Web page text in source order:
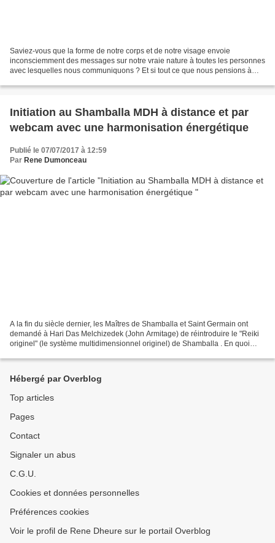
Saviez-vous que la forme de notre corps et de notre visage envoie
inconsciemment des messages sur notre vraie nature à toutes les personnes
avec lesquelles nous communiquons ? Et si tout ce que nous pensions à
Initiation au Shamballa MDH à distance et par
webcam avec une harmonisation énergétique
Publié le 07/07/2017 à 12:59
Par Rene Dumonceau
A la fin du siècle dernier, les Maîtres de Shamballa et Saint Germain ont
demandé à Hari Das Melchizedek (John Armitage) de réintroduire le "Reiki
originel" (le système multidimensionnel originel) de Shamballa . En quoi
Hébergé par Overblog
Top articles
Pages
Contact
Signaler un abus
C.G.U.
Cookies et données personnelles
Préférences cookies
Voir le profil de Rene Dheure sur le portail Overblog